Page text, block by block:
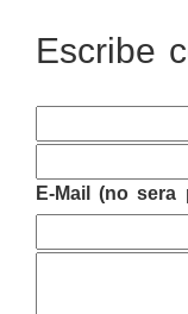
Escribe
E-Mail (no sera